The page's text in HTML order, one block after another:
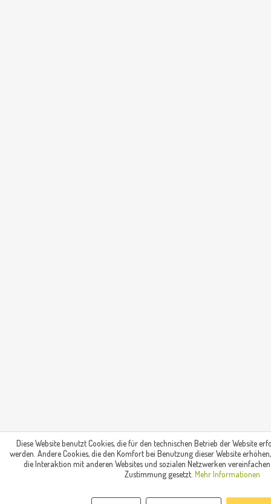
Diese Website benutzt Cookies, die für den technischen Betrieb der Website
werden. Andere Cookies, die den Komfort bei Benutzung dieser Website
die Interaktion mit anderen Websites und sozialen Netzwerken
Zustimmung gesetzt. Mehr Informationen